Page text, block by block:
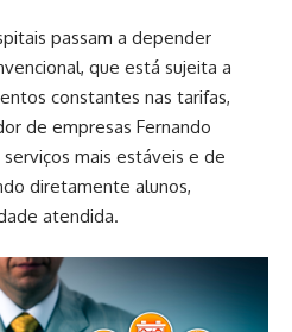
passam a depender
que está sujeita a
constantes nas tarifas,
de empresas Fernando
mais estáveis e de
diretamente alunos,
atendida.